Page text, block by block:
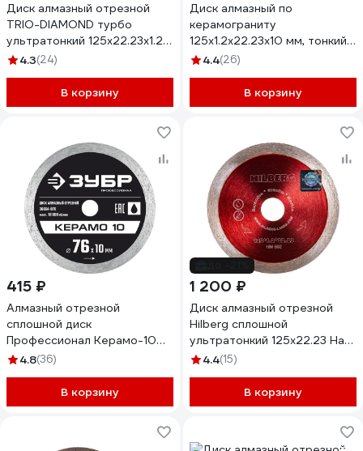
Диск алмазный отрезной
TRIO-DIAMOND турбо
ультратонкий 125х22.23х1.2
Ultra Thin X-Turbo UTX520
4.3(24)
В корзину
Диск алмазный по
керамограниту
125x1.2x22.23x10 мм, тонкий,
горячего прессования
DD0020125022005
4.4(26)
В корзину
415 ₽
Алмазный отрезной
сплошной диск
Профессионал Керамо-10
76х10 мм ЗУБР 36664-076
4.8(36)
В корзину
1 200 ₽
Диск алмазный отрезной
Hilberg сплошной
ультратонкий 125x22.23 Hard
Materials Ultra Thin HM502
4.4(15)
В корзину